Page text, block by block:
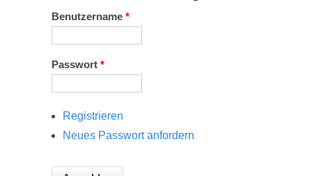
Benutzername *
Passwort *
Registrieren
Neues Passwort anfordern